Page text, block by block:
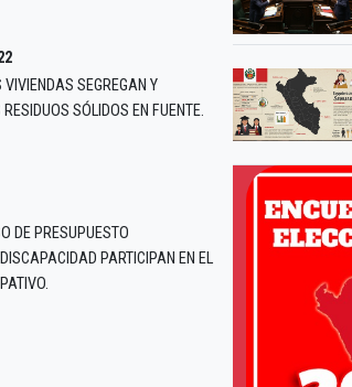
VIVIENDAS SEGREGAN Y
SÓLIDOS EN FUENTE.
DE PRESUPUESTO
PARTICIPAN EN EL